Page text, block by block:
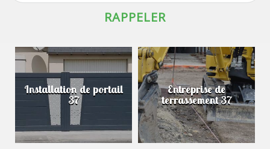
Installation de portail
37
Entreprise de
terrassement 37